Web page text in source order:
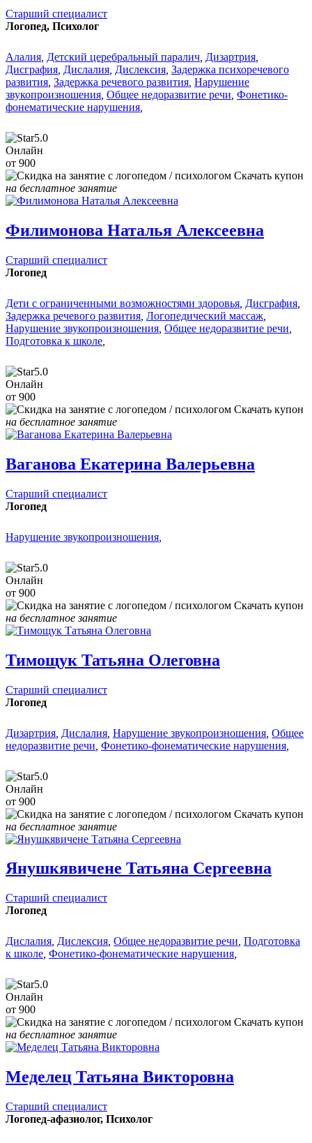
Старший специалист
Логопед, Психолог
Алалия Детский церебральный паралич Дизартрия
Дисграфия Дислалия Дислексия Задержка психоречевого
развития Задержка речевого развития Нарушение
звукопроизношения Общее недоразвитие речи Фонетико-
фонематические нарушения
5.0
Онлайн
от 900
Скачать купон
на бесплатное занятие
Филимонова Наталья Алексеевна
Старший специалист
Логопед
Дети с ограниченными возможностями здоровья Дисграфия
Задержка речевого развития Логопедический массаж
Нарушение звукопроизношения Общее недоразвитие речи
Подготовка к школе
5.0
Онлайн
от 900
Скачать купон
на бесплатное занятие
Ваганова Екатерина Валерьевна
Старший специалист
Логопед
Нарушение звукопроизношения
5.0
Онлайн
от 900
Скачать купон
на бесплатное занятие
Тимощук Татьяна Олеговна
Старший специалист
Логопед
Дизартрия Дислалия Нарушение звукопроизношения Общее
недоразвитие речи Фонетико-фонематические нарушения
5.0
Онлайн
от 900
Скачать купон
на бесплатное занятие
Янушкявичене Татьяна Сергеевна
Старший специалист
Логопед
Дислалия Дислексия Общее недоразвитие речи Подготовка
к школе Фонетико-фонематические нарушения
5.0
Онлайн
от 900
Скачать купон
на бесплатное занятие
Меделец Татьяна Викторовна
Старший специалист
Логопед-афазиолог, Психолог